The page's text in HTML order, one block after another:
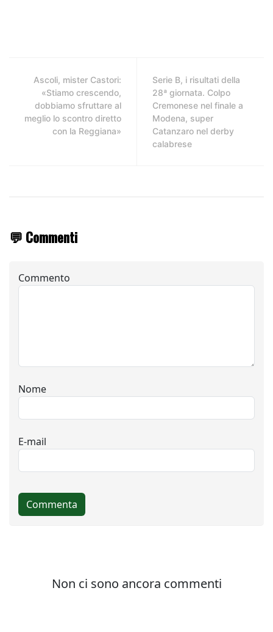
Ascoli, mister Castori:
«Stiamo crescendo,
dobbiamo sfruttare al
meglio lo scontro diretto
con la Reggiana»
Serie B, i risultati della
28ª giornata. Colpo
Cremonese nel finale a
Modena, super
Catanzaro nel derby
calabrese
💬 Commenti